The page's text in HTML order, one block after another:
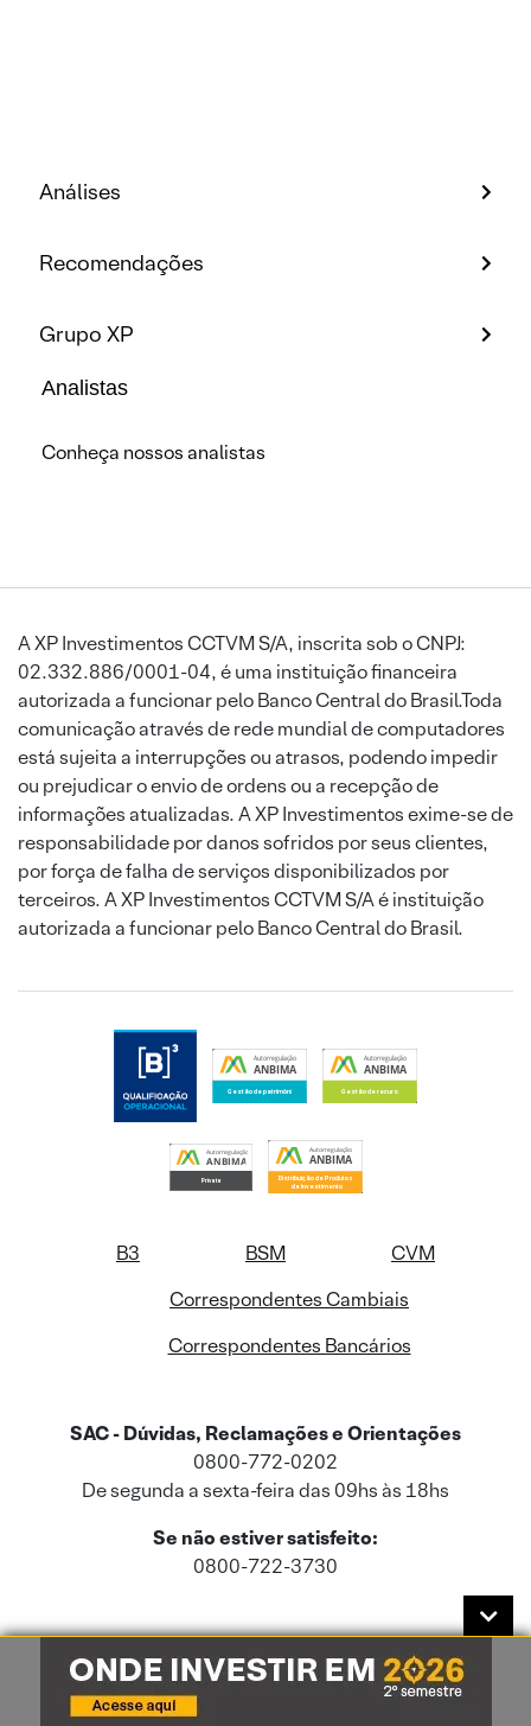
Análises
Recomendações
Grupo XP
Analistas
Conheça nossos analistas
A XP Investimentos CCTVM S/A, inscrita sob o CNPJ:
02.332.886/0001-04, é uma instituição financeira
autorizada a funcionar pelo Banco Central do Brasil.Toda
comunicação através de rede mundial de computadores
está sujeita a interrupções ou atrasos, podendo impedir
ou prejudicar o envio de ordens ou a recepção de
informações atualizadas. A XP Investimentos exime-se de
responsabilidade por danos sofridos por seus clientes,
por força de falha de serviços disponibilizados por
terceiros. A XP Investimentos CCTVM S/A é instituição
autorizada a funcionar pelo Banco Central do Brasil.
B3 BSM
CVM
Correspondentes Cambiais
Correspondentes Bancários
SAC - Dúvidas, Reclamações e Orientações
0800-772-0202
De segunda a sexta-feira das 09hs às 18hs
Se não estiver satisfeito:
0800-722-3730
Este site usa cookies e dados pessoais de acordo com a nossaPolítica de
Cookies
e a nossaPolítica de Privacidade.